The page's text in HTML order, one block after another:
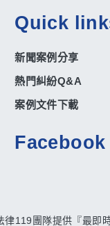
Quick
新聞案例分享
熱門糾紛Q&A
案例文件下載
Facebook
律119團隊提供『最即